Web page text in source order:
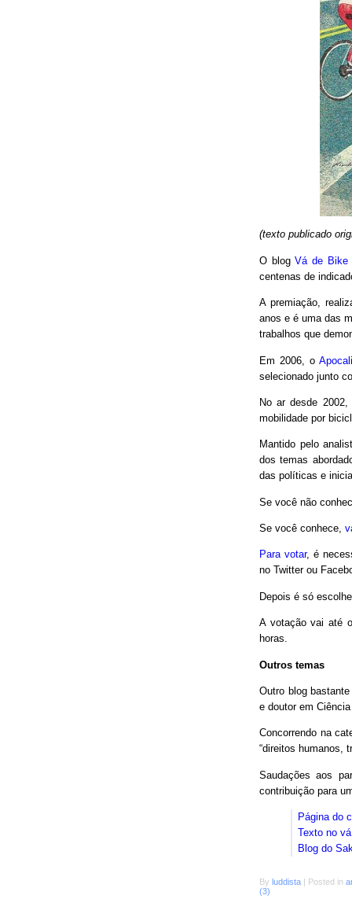
(texto publicado
O blogVá de Bike
centenas de
A premiação,
anos e é uma das
trabalhos que
Em 2006, o
selecionado junto
No ar desde
mobilidade por
Mantido pelo
dos temas
das políticas e
Se você não
Se você conhece,
Para votar, é
no Twitter ou
Depois é só
A votação vai até
horas.
Outros temas
Outro blog
e doutor em
Concorrendo na
“direitos humanos,
Saudações aos
contribuição para
Página do
Texto no
Blog do
By luddista Posted in
(3)